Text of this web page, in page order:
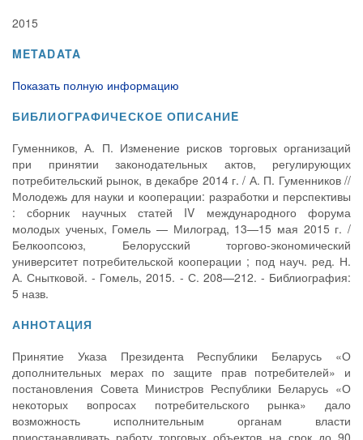
2015
METADATA
Показать полную информацию
БИБЛИОГРАФИЧЕСКОЕ ОПИСАНИE
Гуменников, А. П. Изменение рисков торговых организаций
при принятии законодательных актов, регулирующих
потребительский рынок, в декабре 2014 г. / А. П. Гуменников //
Молодежь для науки и кооперации: разработки и перспективы
: сборник научных статей IV международного форума
молодых ученых, Гомель — Милоград, 13—15 мая 2015 г. /
Белкоопсоюз, Белорусский торгово-экономический
университет потребительской кооперации ; под науч. ред. Н.
А. Снытковой. - Гомель, 2015. - С. 208—212. - Библиография:
5 назв.
АННОТАЦИЯ
Принятие Указа Президента Республики Беларусь «О
дополнительных мерах по защите прав потребителей» и
постановления Совета Министров Республики Беларусь «О
некоторых вопросах потребительского рынка» дало
возможность исполнительным органам власти
приостанавливать работу торговых объектов на срок до 90